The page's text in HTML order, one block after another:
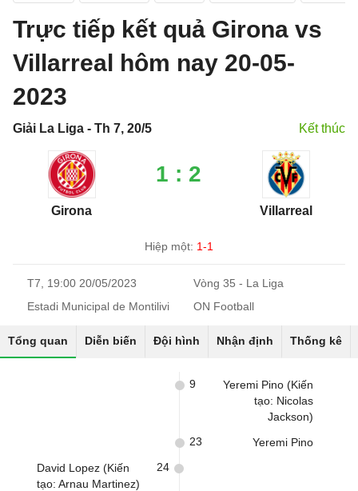
Trực tiếp kết quả Girona vs
Villarreal hôm nay 20-05-
2023
Giải La Liga - Th 7, 20/5 Kết thúc
Girona
1 : 2
Villarreal
Hiệp một: 1-1
T7, 19:00 20/05/2023
Vòng 35 - La Liga
Estadi Municipal de Montilivi
ON Football
Tổng quan Diễn biến Đội hình Nhận định Thống kê
Yeremi Pino (Kiến
tạo: Nicolas
Jackson)
9
Yeremi Pino
23
David Lopez (Kiến
tạo: Arnau Martinez)
24